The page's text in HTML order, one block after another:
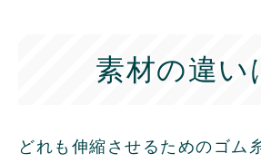
素材の違い
どれも伸縮させるためのゴム